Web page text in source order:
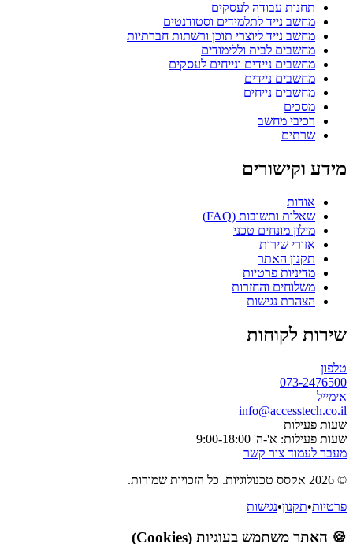
תחנות עבודה לעסקים
מחשב נייד לתלמידים וסטודנטים
מחשב נייד ליוצרי תוכן ורשתות חברתיות
מחשבים לבית וללימודים
מחשבים ניידים ונייחים לעסקים
מחשבים ניידים
מחשבים נייחים
מסכים
רכיבי מחשב
שרתים
מידע וקישורים
אודות
שאלות ותשובות (FAQ)
מילון מונחים טכני
אזורי שירות
תקנון האתר
מדיניות פרטיות
משלוחים והחזרות
הצהרת נגישות
שירות לקוחות
טלפון
073-2476500
אימייל
info@accesstech.co.il
שעות פעילות
שעות פעילות: א'-ה' 9:00-18:00
מעבר לעמוד צור קשר
© 2026 אקסס טכנולוגיות. כל הזכויות שמורות.
פרטיות•תקנון•נגישות
🍪 האתר משתמש בעוגיות (Cookies)